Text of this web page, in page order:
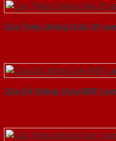
Cửa Thép Chống Cháy 2P
Cửa Gỗ Chống Cháy MDF